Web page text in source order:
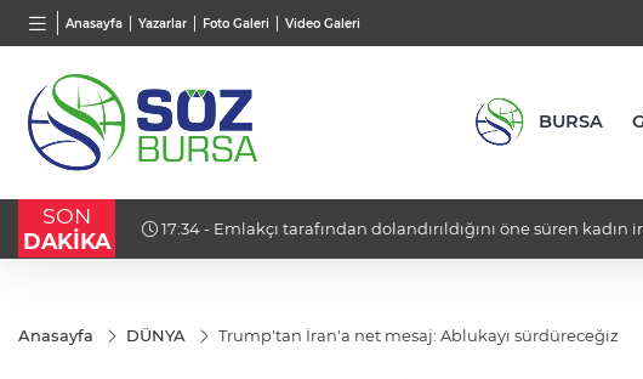
Anasayfa Yazarlar Foto Galeri Video Galeri
BGN
27,9743%-0,22
VND
0,0018%0,28
BURSA
SON
DAKİKA
hapsi’ 17:34 - Emlakçı tarafından dolandırıldığını öne süren kadın
Anasayfa DÜNYA Trump'tan İran'a net mesaj: Ablukayı sürdüreceğiz